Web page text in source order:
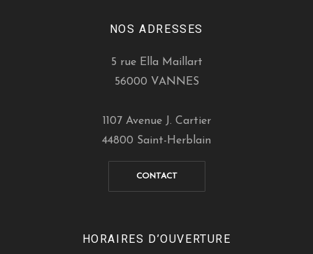
NOS ADRESSES
5 rue Ella Maillart
56000 VANNES
1107 Avenue J. Cartier
44800 Saint-Herblain
CONTACT
HORAIRES D’OUVERTURE